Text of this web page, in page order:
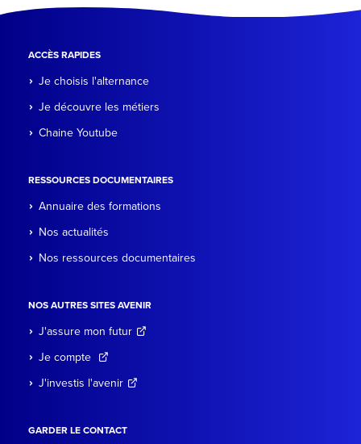
ACCÈS RAPIDES
Je choisis l'alternance
Je découvre les métiers
Chaine Youtube
RESSOURCES DOCUMENTAIRES
Annuaire des formations
Nos actualités
Nos ressources documentaires
NOS AUTRES SITES AVENIR
J'assure mon futur
Je compte
J'investis l'avenir
GARDER LE CONTACT